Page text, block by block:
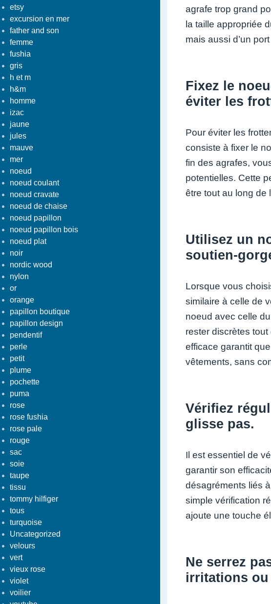
etsy
excursion en mer
father and son
femme
fushia
gris
h et m
h&m
homme
izac
jaune
jules
mauve
mer
noeud
noeud coulant
noeud cravate
noeud de chaise
noeud papillon
noeud papillon bois
noeud plat
noir
nordic wood
nylon
or
orange
papillon boutique
papillon design
pendentif
perle
petit
plume
pochette
puma
rose
rose fushia
rose pale
rouge
sac
soie
taupe
tissu
tommy hilfiger
tous
turquoise
Uncategorized
velours
vert
vieux rose
violet
voilier
agrafe trop grand
la taille appropriée
mais aussi d’un
Fixez le
éviter les
Pour éviter les
consiste à fixer le
fin des agrafes,
potentielles. Cette
être tout au long de
Utilisez un
soutien-
Lorsque vous
similaire à celle de
noeud avec celle
rester discrètes
efficace garantit
vêtements, sans
Vérifiez
glisse pas.
Il est essentiel de
garantir son
désagréments liés
simple vérification
ajoute une touche
Ne serrez
irritations ou